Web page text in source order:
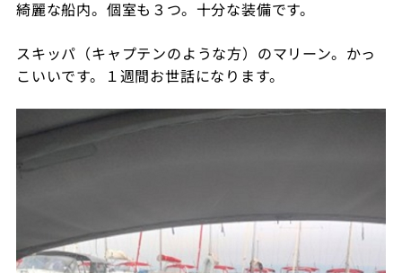
綺麗な船内。個室も３つ。十分な装備です。
スキッパ（キャプテンのような方）のマリーン。かっ
こいいです。１週間お世話になります。